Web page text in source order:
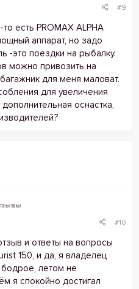
#9
есть PROMAX ALPHA
аппарат, но задо
-это поездки на рыбалку.
можно привозить на
для меня маловат.
для увеличения
оснастка,
#10
и ответы на вопросы
150, и да, я владелец
бодрое, летом не
я спокойно достигал